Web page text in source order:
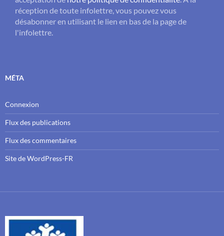
réception de toute infolettre, vous pouvez vous
désabonner en utilisant le lien en bas de la page de
l'infolettre.
MÉTA
Connexion
Flux des publications
Flux des commentaires
Site de WordPress-FR